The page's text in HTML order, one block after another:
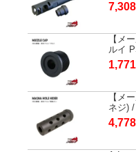
【メ
ルイ
【メ
ネジ)